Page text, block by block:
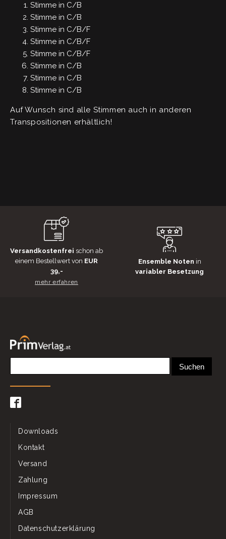
Stimme in C/B
Stimme in C/B
Stimme in C/B/F
Stimme in C/B/F
Stimme in C/B/F
Stimme in C/B
Stimme in C/B
Stimme in C/B
Auf Wunsch sind alle Stimmen auch in anderen
Transpositionen erhältlich!
Versandkostenfrei schon ab
einem Bestellwert von EUR
39,-
mehr erfahren
Ensemble Noten in
variabler Besetzung
Downloads
Kontakt
Versand
Zahlung
Impressum
AGB
Datenschutzerklärung